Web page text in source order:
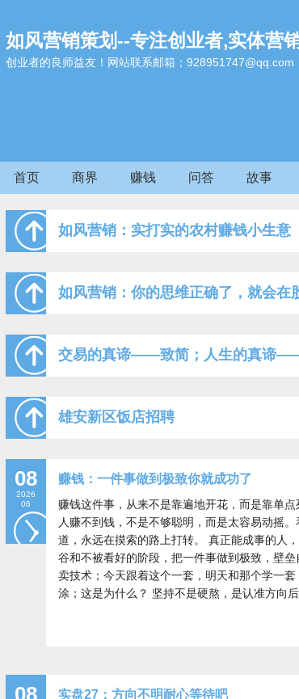
如风营销策划--专注创业者,实体营
创业者的良师益友！网站联系邮箱；928951747@qq.com
首页 商界 赚钱 问答 故事
如风营销：实打实的农村赚钱小生意
如风营销：你的思维正确了，就会在
交易的真谛——致简；人生的真谛
雄安新区饭店招聘
08
2026
06
赚钱：一件事做到极致你就成功了
赚钱这件事，从来不是靠遍地开花，而是靠单
人赚不到钱，不是不够聪明，而是太容易动摇
道，永远在摸索的路上打转。 真正能成事的人
谷和不被看好的阶段，把一件事做到极致，壁
卖技术；今天跟着这个一套，明天和那个学一
涂；这是为什么？ 坚持不是硬熬，是认准方向
08 实盘27；方向不明耐心等待吧